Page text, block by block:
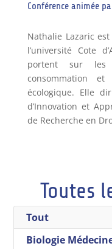
Conférence animée
Nathalie Lazaric
l’université Cote
portent sur les
consommation
écologique. Elle
d’Innovation et
de Recherche en
Toutes
Tout
Biologie